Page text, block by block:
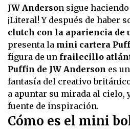
JW Anderson sigue
¡Literal! Y después de haber
clutch con la apariencia de
presenta la mini cartera
figura de un frailecillo
Puffin de JW Anderson es
fantasía del creativo
a apuntar su mirada al cielo,
fuente de inspiración.
Cómo es el mini